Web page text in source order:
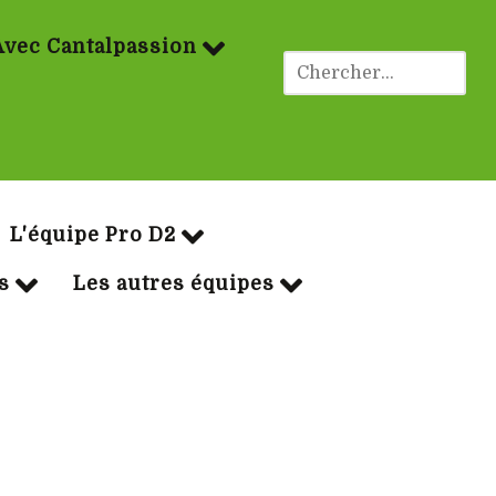
Cantalpassion
L'équipe Pro D2
Les autres équipes